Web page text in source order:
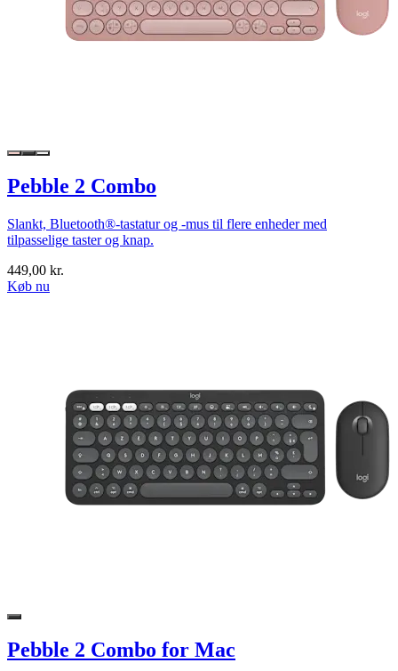
Pebble 2 Combo
Slankt, Bluetooth®-tastatur og -mus til flere enheder med
tilpasselige taster og knap.
449,00 kr.
Køb nu
Pebble 2 Combo for Mac